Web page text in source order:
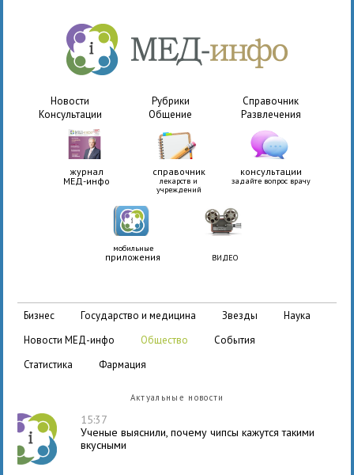
Новости Рубрики
Справочник
Консультации
Общение Развлечения
журнал
МЕД-инфо
справочник
лекарств и
учреждений
консультации
задайте вопрос врачу
мобильные
приложения ВИДЕО
бизнес государство и медицина звезды
наука
новости МЕД-инфо
общество
события
статистика
фармация
Актуальные новости
15:37
Ученые выяснили, почему чипсы кажутся такими
вкусными